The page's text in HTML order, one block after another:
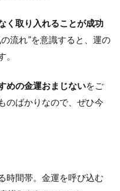
く取り入れることが成功
流れ”を意識すると、運の
めの金運おまじないをご
のばかりなので、ぜひ今
時間帯。金運を呼び込む